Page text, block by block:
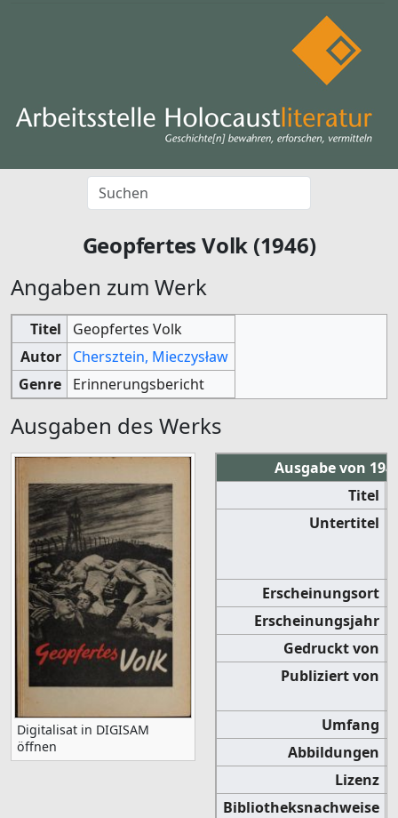
Geopfertes Volk (1946)
Angaben zum Werk
Titel
Geopfertes Volk
Autor
Chersztein, Mieczysław
Genre
Erinnerungsbericht
Ausgaben des Werks
Digitalisat in DIGISAM
öffnen
Ausgabe von
Titel
Untertitel
Erscheinungsort
Erscheinungsjahr
Gedruckt von
Publiziert von
Umfang
Abbildungen
Lizenz
Bibliotheksnachweise